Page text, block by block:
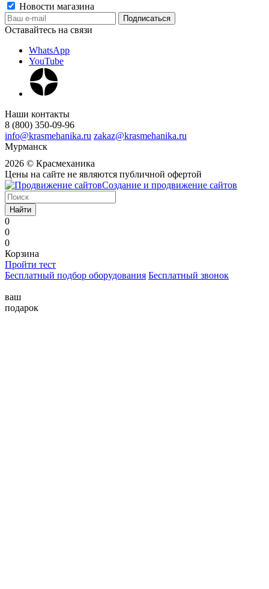
Новости магазина
Оставайтесь на связи
WhatsApp
YouTube
Наши контакты
8 (800) 350-09-96
info@krasmehanika.ru zakaz@krasmehanika.ru
Мурманск
2026 © Красмеханика
Цены на сайте не являются публичной офертой
Создание и продвижение сайтов
Найти
0
0
0
Корзина
Пройти тест
Бесплатный подбор оборудования Бесплатный звонок
ваш
подарок